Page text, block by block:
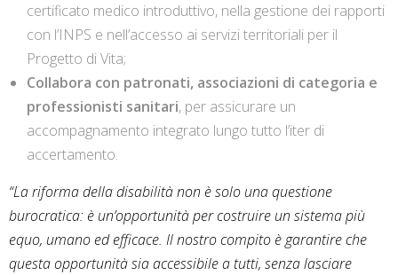
certificato medico introduttivo, nella gestione dei rapporti
con l’INPS e nell’accesso ai servizi territoriali per il
Progetto di Vita;
Collabora con patronati, associazioni di categoria e
professionisti sanitari, per assicurare un
accompagnamento integrato lungo tutto l’iter di
accertamento.
“La riforma della disabilità non è solo una questione
burocratica: è un’opportunità per costruire un sistema più
equo, umano ed efficace. Il nostro compito è garantire che
questa opportunità sia accessibile a tutti, senza lasciare